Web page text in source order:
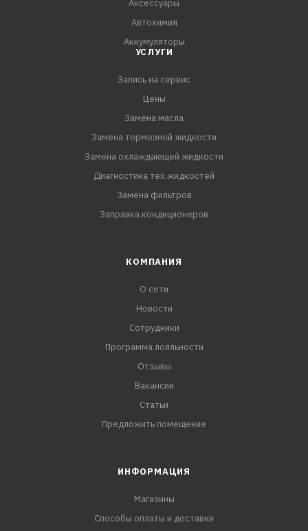
Аксессуары
Автохимия
Аккумуляторы
УСЛУГИ
Запись на сервис
Цены
Замена масла
Замена тормозной жидкости
Замена охлаждающей жидкости
Диагностика тех.жидкостей
Замена фильтров
Заправка кондиционеров
КОМПАНИЯ
О сети
Новости
Сотрудники
Программа лояльности
Отзывы
Вакансии
Статьи
Предложить помещение
ИНФОРМАЦИЯ
Магазины
Способы оплаты и доставки